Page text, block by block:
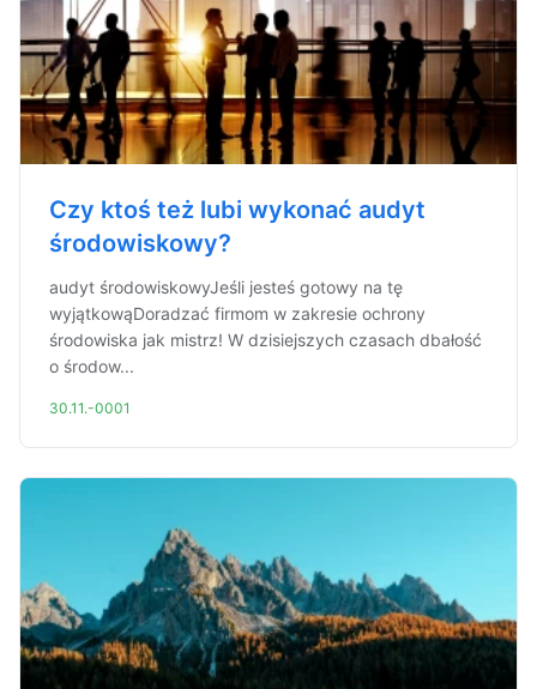
Czy ktoś też lubi wykonać audyt
środowiskowy?
audyt środowiskowyJeśli jesteś gotowy na tę
wyjątkowąDoradzać firmom w zakresie ochrony
środowiska jak mistrz! W dzisiejszych czasach dbałość
o środow...
30.11.-0001